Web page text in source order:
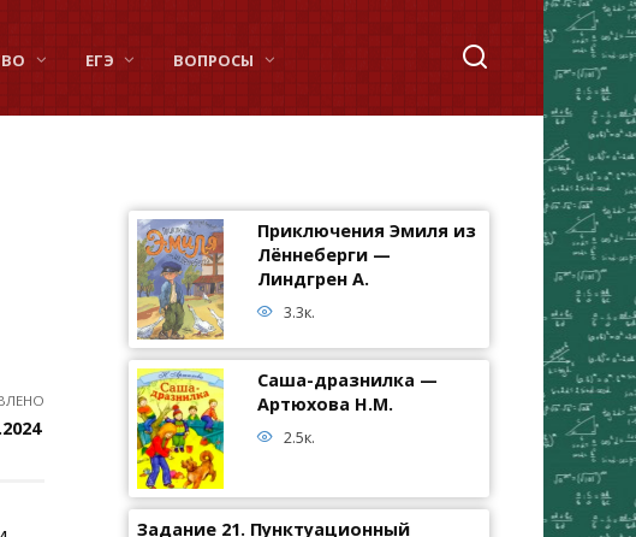
ЕГЭ ВОПРОСЫ
Приключения Эмиля из
Лённеберги —
Линдгрен А.
3.3к.
Саша-дразнилка —
Артюхова Н.М.
2.5к.
Задание 21. Пунктуационный